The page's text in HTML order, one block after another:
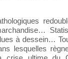
à dessein…
lesquelles